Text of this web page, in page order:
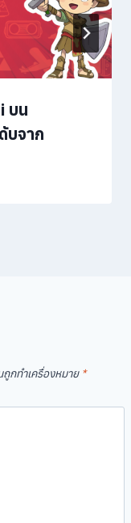
บน
บจาก
ถูกทำเครื่องหมาย *